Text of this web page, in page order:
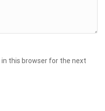
this browser for the next